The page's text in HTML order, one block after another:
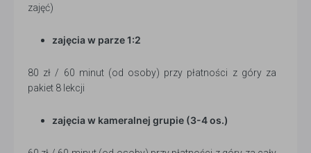
zajęć)
zajęcia w parze 1:2
80 zł / 60 minut (od osoby) przy płatności z góry za
pakiet 8 lekcji
zajęcia w kameralnej grupie (3-4 os.)